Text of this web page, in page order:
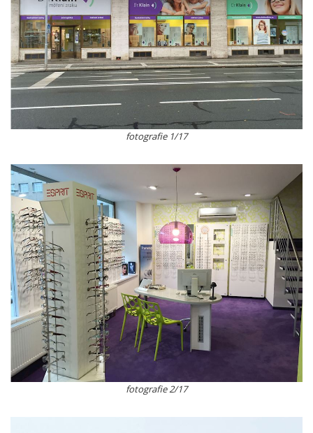
fotografie 1/17
fotografie 2/17